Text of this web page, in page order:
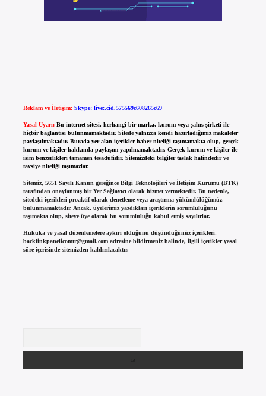
Reklam ve İletişim: Skype: live:.cid.575569c608265c69
Yasal Uyarı: Bu internet sitesi, herhangi bir marka, kurum veya şahıs şirketi ile
hiçbir bağlantısı bulunmamaktadır. Sitede yalnızca kendi hazırladığımız makaleler
paylaşılmaktadır. Burada yer alan içerikler haber niteliği taşımamakta olup, gerçek
kurum ve kişiler hakkında paylaşım yapılmamaktadır. Gerçek kurum ve kişiler ile
isim benzerlikleri tamamen tesadüfidir. Sitemizdeki bilgiler taslak halindedir ve
tavsiye niteliği taşımazlar.
Sitemiz, 5651 Sayılı Kanun gereğince Bilgi Teknolojileri ve İletişim Kurumu (BTK)
tarafından onaylanmış bir Yer Sağlayıcı olarak hizmet vermektedir. Bu nedenle,
sitedeki içerikleri proaktif olarak denetleme veya araştırma yükümlülüğümüz
bulunmamaktadır. Ancak, üyelerimiz yazdıkları içeriklerin sorumluluğunu
taşımakta olup, siteye üye olarak bu sorumluluğu kabul etmiş sayılırlar.
Hukuka ve yasal düzenlemelere aykırı olduğunu düşündüğünüz içerikleri,
backlinkpanelicomtr@gmail.comadresine bildirmeniz halinde, ilgili içerikler yasal
süre içerisinde sitemizden kaldırılacaktır.